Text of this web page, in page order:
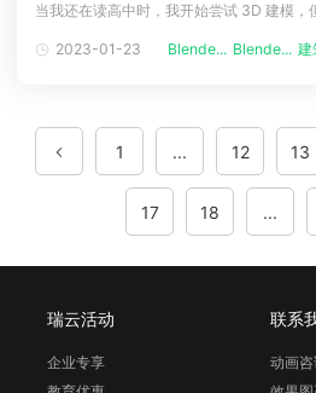
当我还在读高中时，我开始尝试 3D 建模
改成了室内外设计。我几乎在整个学习过程
2023-01-23 Blende... Blende... 建
1 ... 12 13
17 18 ...
瑞云活动
企业专享
联系
动画咨